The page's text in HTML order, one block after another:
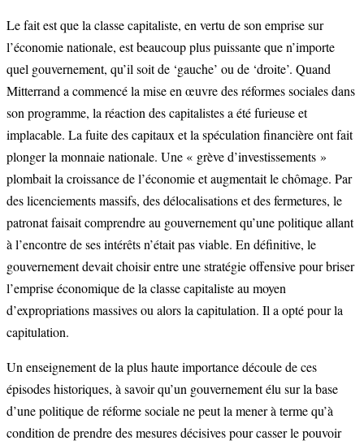
Le fait est que la classe capitaliste, en vertu de son emprise sur
l’économie nationale, est beaucoup plus puissante que n’importe
quel gouvernement, qu’il soit de ‘gauche’ ou de ‘droite’. Quand
Mitterrand a commencé la mise en œuvre des réformes sociales dans
son programme, la réaction des capitalistes a été furieuse et
implacable. La fuite des capitaux et la spéculation financière ont fait
plonger la monnaie nationale. Une « grève d’investissements »
plombait la croissance de l’économie et augmentait le chômage. Par
des licenciements massifs, des délocalisations et des fermetures, le
patronat faisait comprendre au gouvernement qu’une politique allant
à l’encontre de ses intérêts n’était pas viable. En définitive, le
gouvernement devait choisir entre une stratégie offensive pour briser
l’emprise économique de la classe capitaliste au moyen
d’expropriations massives ou alors la capitulation. Il a opté pour la
capitulation.
Un enseignement de la plus haute importance découle de ces
épisodes historiques, à savoir qu’un gouvernement élu sur la base
d’une politique de réforme sociale ne peut la mener à terme qu’à
condition de prendre des mesures décisives pour casser le pouvoir